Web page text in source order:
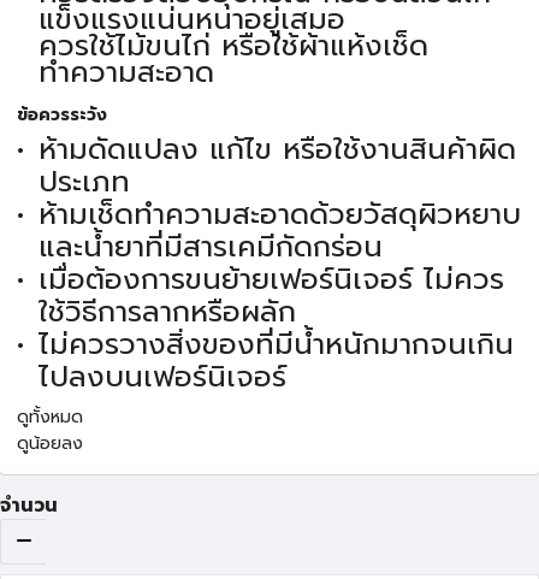
แข็งแรงแน่นหนาอยู่เสมอ
ควรใช้ไม้ขนไก่ หรือใช้ผ้าแห้งเช็ด
ทำความสะอาด
ข้อควรระวัง
ห้ามดัดแปลง แก้ไข หรือใช้งานสินค้าผิด
ประเภท
ห้ามเช็ดทำความสะอาดด้วยวัสดุผิวหยาบ
และน้ำยาที่มีสารเคมีกัดกร่อน
เมื่อต้องการขนย้ายเฟอร์นิเจอร์ ไม่ควร
ใช้วิธีการลากหรือผลัก
ไม่ควรวางสิ่งของที่มีน้ำหนักมากจนเกิน
ไปลงบนเฟอร์นิเจอร์
ดูทั้งหมด
ดูน้อยลง
จำนวน